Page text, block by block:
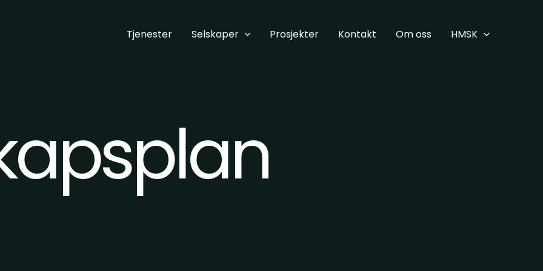
Tjenester Selskaper Prosjekter Kontakt Om oss HMSK